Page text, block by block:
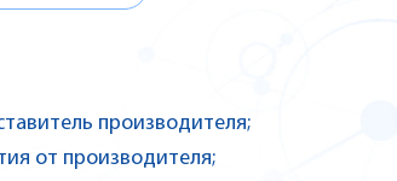
производителя;
от производителя;